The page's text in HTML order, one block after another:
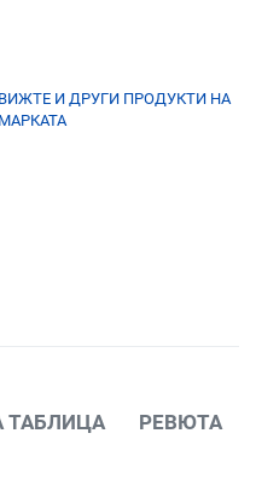
ВИЖТЕ И ДРУГИ ПРОДУКТИ НА
МАРКАТА
ТАБЛИЦА РЕВЮТА